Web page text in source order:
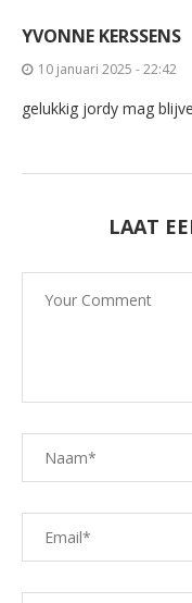
YVONNE KERSSENS
10 januari 2025 - 22:42
gelukkig jordy mag
LAAT